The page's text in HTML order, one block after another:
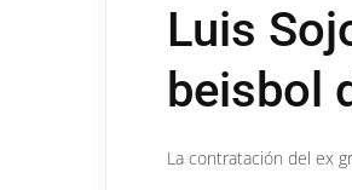
Luis
beisbol
La contratación del ex